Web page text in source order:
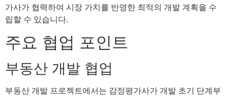
가사가 협력하여 시장 가치를 반영한 최적의 개발 계획을 수
립할 수 있습니다.
주요 협업 포인트
부동산 개발 협업
부동산 개발 프로젝트에서는 감정평가사가 개발 초기 단계부